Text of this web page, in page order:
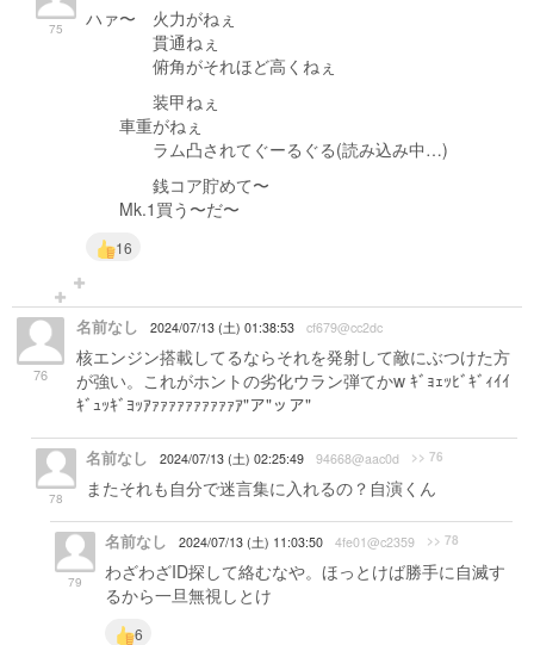
75
ハァ〜 火力がねぇ
貫通ねぇ
俯角がそれほど高くねぇ
装甲ねぇ
車重がねぇ
ラム凸されてぐーるぐる(読み込み中…)
銭コア貯めて〜
Mk.1買う〜だ〜
16
76
名前なし 2024/07/13 (土) 01:38:53 cf679@cc2dc
核エンジン搭載してるならそれを発射して敵にぶつけた方
が強い。これがホントの劣化ウラン弾てかw ｷﾞｮｪｯﾋﾞｷﾞｨｲｲ
ｷﾞｭｯｷﾞﾖｯｱｧｧｧｧｧｧｧｧｧｧｱ"ア"ッア"
78
名前なし 2024/07/13 (土) 02:25:49 94668@aac0d >> 76
またそれも自分で迷言集に入れるの？自演くん
79
名前なし 2024/07/13 (土) 11:03:50 4fe01@c2359 >> 78
わざわざID探して絡むなや。ほっとけば勝手に自滅す
るから一旦無視しとけ
6